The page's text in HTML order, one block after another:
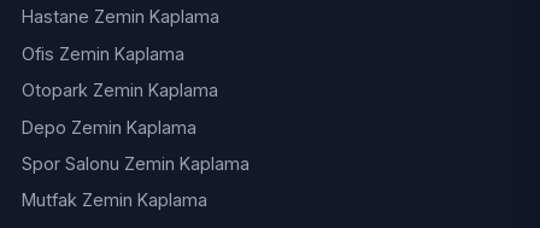
Hastane Zemin Kaplama
Ofis Zemin Kaplama
Otopark Zemin Kaplama
Depo Zemin Kaplama
Spor Salonu Zemin Kaplama
Mutfak Zemin Kaplama